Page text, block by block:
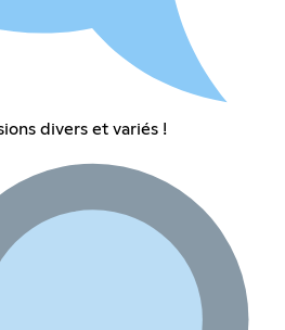
divers et variés !